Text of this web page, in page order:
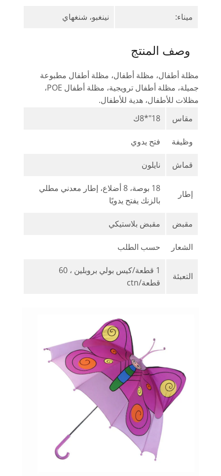
ميناء: نينغبو، شنغهاي
وصف المنتج
مظلة أطفال، مظلة أطفال، مظلة أطفال مطبوعة
جميلة، مظلة أطفال ترويجية، مظلة أطفال POE،
مظلات للأطفال، هدية للأطفال.
مقاس
18"*8ك
وظيفة فتح يدوي
قماش نايلون
إطار
18 بوصة، 8 أضلاع، إطار معدني مطلي
بالزنك يفتح يدويًا
مقبض مقبض بلاستيكي
الشعار حسب الطلب
التعبئة
1 قطعة/كيس بولي بروبلين ، 60
قطعة/ctn